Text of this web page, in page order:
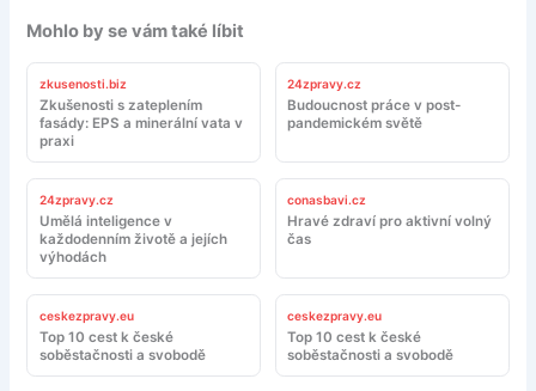
Mohlo by se vám také líbit
zkusenosti.biz
Zkušenosti s zateplením
fasády: EPS a minerální vata v
praxi
24zpravy.cz
Budoucnost práce v post-
pandemickém světě
24zpravy.cz
Umělá inteligence v
každodenním životě a jejích
výhodách
conasbavi.cz
Hravé zdraví pro aktivní volný
čas
ceskezpravy.eu
Top 10 cest k české
soběstačnosti a svobodě
ceskezpravy.eu
Top 10 cest k české
soběstačnosti a svobodě